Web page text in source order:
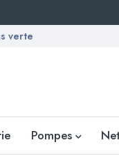
verte
Pompes